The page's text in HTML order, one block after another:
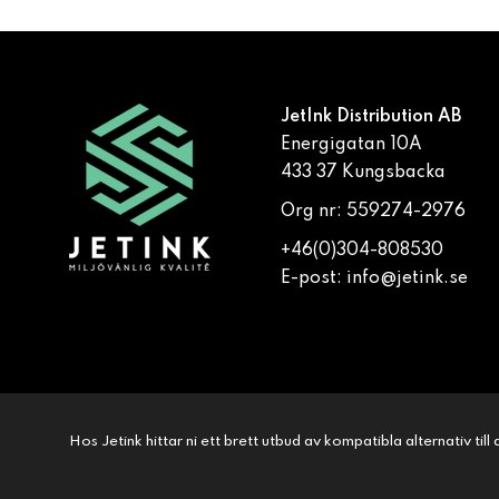
JetInk Distribution AB
Energigatan 10A
433 37 Kungsbacka
Org nr: 559274-2976
+46(0)304-808530
E-post: info@jetink.se
Hos Jetink hittar ni ett brett utbud av kompatibla alternativ